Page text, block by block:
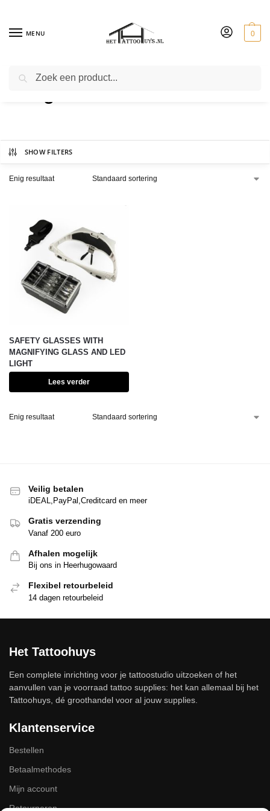
MENU 0
SHOW FILTERS
Enig resultaat
SAFETY GLASSES WITH
MAGNIFYING GLASS AND LED
LIGHT
Lees verder
Enig resultaat
Veilig betalen
iDEAL,PayPal,Creditcard en meer
Gratis verzending
Vanaf 200 euro
Afhalen mogelijk
Bij ons in Heerhugowaard
Flexibel retourbeleid
14 dagen retourbeleid
Het Tattoohuys
Een complete inrichting voor je tattoostudio uitzoeken of het
aanvullen van je voorraad tattoo supplies: het kan allemaal bij het
Tattoohuys, dé groothandel voor al jouw supplies.
Klantenservice
Bestellen
Betaalmethodes
Mijn account
Retourneren